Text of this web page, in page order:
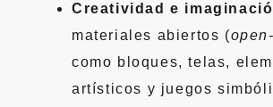
Creatividad e
materiales abiertos (
como bloques, telas,
artísticos y juegos